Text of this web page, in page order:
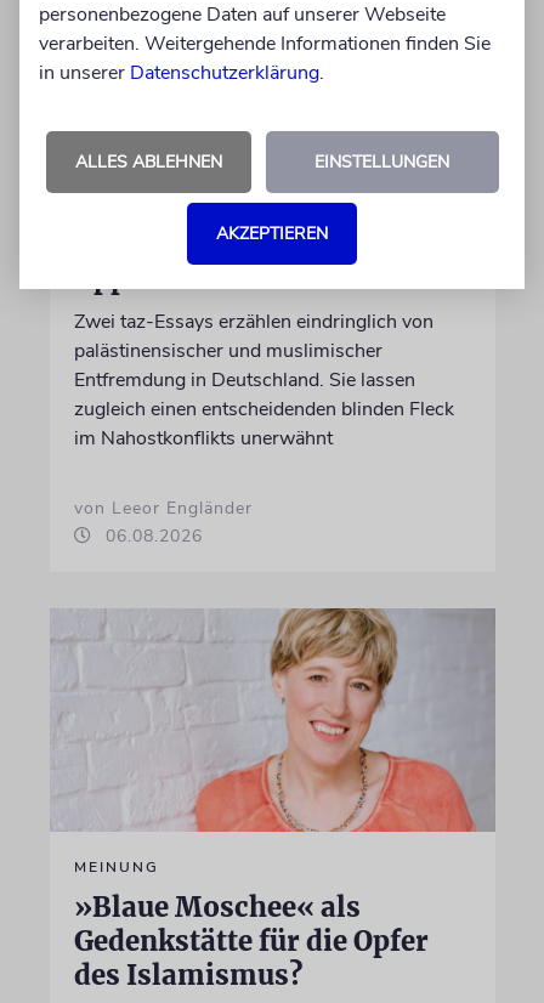
MEDIEN
Wo steckt die
palästinensische
Zwei taz-Essays erzählen eindringlich von
palästinensischer und muslimischer
Entfremdung in Deutschland. Sie lassen
zugleich einen entscheidenden blinden Fleck
im Nahostkonflikts unerwähnt
von Leeor Engländer
06.08.2026
MEINUNG
»Blaue Moschee« als
Gedenkstätte für die Opfer
des Islamismus?
personenbezogene Daten auf unserer Webseite
verarbeiten. Weitergehende Informationen finden Sie
in unserer Datenschutzerklärung.
ALLES ABLEHNEN EINSTELLUNGEN
AKZEPTIEREN